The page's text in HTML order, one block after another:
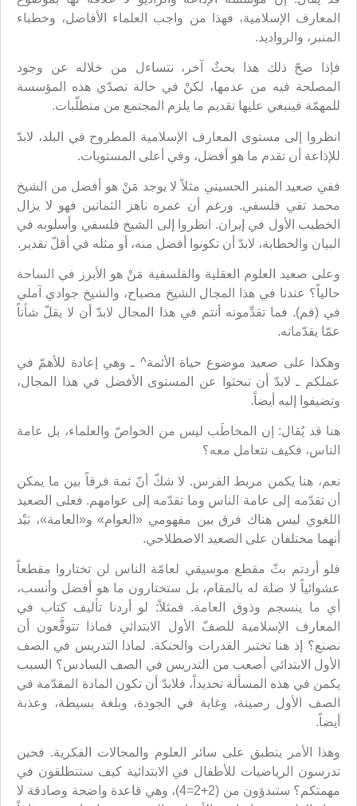
المعارف الإسلامية، فهذا من واجب العلماء الأفاضل، وخطباء
المنبر، والرواديد.
فإذا صحّ ذلك هذا بحثٌ آخر، نتساءل من خلاله عن وجود
المصلحة فيه من عدمها، لكنْ في حالة تصدّي هذه المؤسسة
للمهمّة فينبغي عليها تقديم ما يلزم المجتمع من متطلّبات.
انظروا إلى مستوى المعارف الإسلامية المطروح في البلد، لابدّ
للإذاعة أن تقدم ما هو أفضل، وفي أعلى المستويات.
ففي صعيد المنبر الحسيني مثلاً لا يوجد مَنْ هو أفضل من الشيخ
محمد تقي فلسفي. ورغم أن عمره ناهز الثمانين فهو لا يزال
الخطيب الأول في إيران. انظروا إلى الشيخ فلسفي وأسلوبه في
البيان والخطابة، لابدّ أن تكونوا أفضل منه، أو مثله في أقلّ تقدير.
وعلى صعيد العلوم العقلية والفلسفية مَنْ هو الأبرز في الساحة
حالياً؟ عندنا في هذا المجال الشيخ مصباح، والشيخ جوادي آملي
في (قم). فما تقدِّمونه أنتم في هذا المجال لابدّ أن لا يقلّ شأناً
عمّا يقدّمانه.
وهكذا على صعيد موضوع حياة الأئمة^ ـ وهي إعادة للأهمّ في
عملكم ـ لابدّ أن تبحثوا عن المستوى الأفضل في هذا المجال،
وتضيفوا إليه أيضاً.
هنا قد يُقال: إن المخاطَب ليس من الخواصّ والعلماء، بل عامة
الناس، فكيف نتعامل معه؟
نعم، هنا يكمن مربط الفرس. لا شكّ أنّ ثمة فرقاً بين ما يمكن
أن تقدّمه إلى عامة الناس وما تقدّمه إلى عوامهم. فعلى الصعيد
اللغوي ليس هناك فرق بين مفهومي «العوام» و«العامة»، بَيْد
أنهما مختلفان على الصعيد الاصطلاحي.
فلو أردتم بثّ مقطع موسيقي لعامّة الناس لن تختاروا مقطعاً
عشوائياً لا صلة له بالمقام، بل ستختارون ما هو أفضل وأنسب،
أي ما ينسجم وذوق العامة. فمثلاً: لو أردنا تأليف كتاب في
المعارف الإسلامية للصفّ الأول الابتدائي فماذا تتوقَّعون أن
نصنع؟ إذ هنا تختبر القدرات والحنكة. لماذا التدريس في الصف
الأول الابتدائي أصعب من التدريس في الصف السادس؟ السبب
يكمن في هذه المسألة تحديداً، فلابدّ أن تكون المادة المقدّمة في
الصف الأول رصينة، وغاية في الجودة، وبلغة بسيطة، وعذبة
أيضاً.
وهذا الأمر ينطبق على سائر العلوم والمجالات الفكرية. فحين
تدرسون الرياضيات للأطفال في الابتدائية كيف ستنطلقون في
مهمتكم؟ ستبدؤون من (2+2=4)، وهي قاعدة واضحة وصادقة لا